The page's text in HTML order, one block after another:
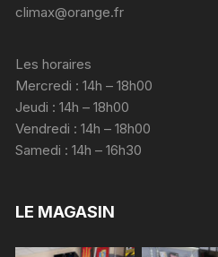
climax@orange.fr
Les horaires
Mercredi : 14h – 18h00
Jeudi : 14h – 18h00
Vendredi : 14h – 18h00
Samedi : 14h – 16h30
LE MAGASIN